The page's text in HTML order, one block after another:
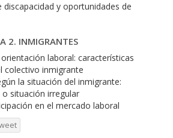
discapacidad y oportunidades de
2. INMIGRANTES
laboral: características
colectivo inmigrante
la situación del inmigrante:
situación irregular
en el mercado laboral